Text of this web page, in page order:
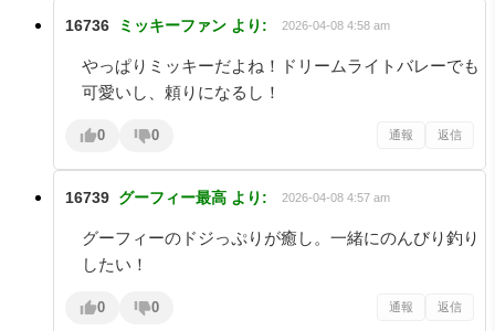
16736 ミッキーファン より: 2026-04-08 4:58 am
やっぱりミッキーだよね！ドリームライトバレーでも
可愛いし、頼りになるし！
0 0 通報 返信
16739 グーフィー最高 より: 2026-04-08 4:57 am
グーフィーのドジっぷりが癒し。一緒にのんびり釣り
したい！
0 0 通報 返信